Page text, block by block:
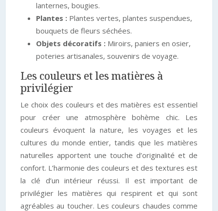
lanternes, bougies.
Plantes : Plantes vertes, plantes suspendues,
bouquets de fleurs séchées.
Objets décoratifs : Miroirs, paniers en osier,
poteries artisanales, souvenirs de voyage.
Les couleurs et les matières à
privilégier
Le choix des couleurs et des matières est essentiel
pour créer une atmosphère bohème chic. Les
couleurs évoquent la nature, les voyages et les
cultures du monde entier, tandis que les matières
naturelles apportent une touche d’originalité et de
confort. L’harmonie des couleurs et des textures est
la clé d’un intérieur réussi. Il est important de
privilégier les matières qui respirent et qui sont
agréables au toucher. Les couleurs chaudes comme